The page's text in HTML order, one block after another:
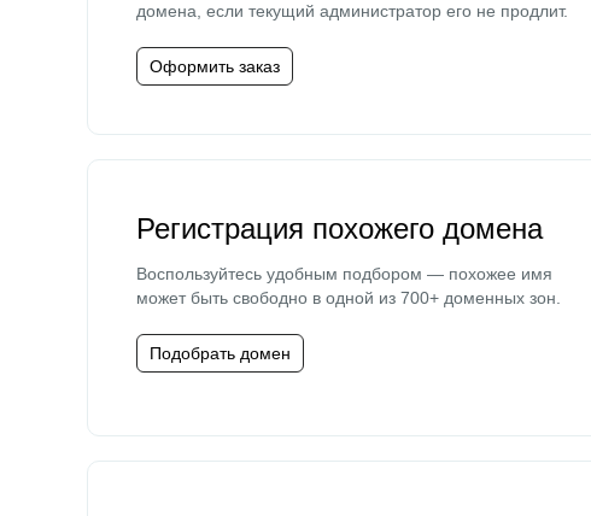
домена, если текущий администратор его не продлит.
Оформить заказ
Регистрация похожего домена
Воспользуйтесь удобным подбором — похожее имя
может быть свободно в одной из 700+ доменных зон.
Подобрать домен